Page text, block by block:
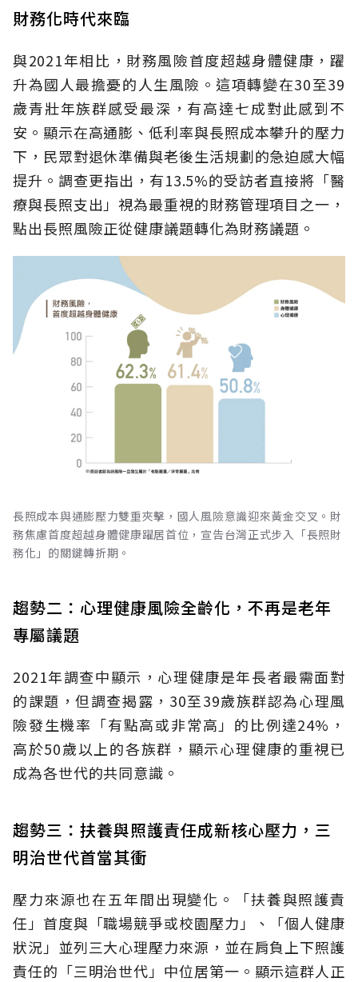
財務化時代來臨
與2021年相比，財務風險首度超越身體健康，躍
升為國人最擔憂的人生風險。這項轉變在30至39
歲青壯年族群感受最深，有高達七成對此感到不
安。顯示在高通膨、低利率與長照成本攀升的壓力
下，民眾對退休準備與老後生活規劃的急迫感大幅
提升。調查更指出，有13.5%的受訪者直接將「醫
療與長照支出」視為最重視的財務管理項目之一，
點出長照風險正從健康議題轉化為財務議題。
長照成本與通膨壓力雙重夾擊，國人風險意識迎來黃金交叉。財
務焦慮首度超越身體健康躍居首位，宣告台灣正式步入「長照財
務化」的關鍵轉折期。
趨勢二：心理健康風險全齡化，不再是老年
專屬議題
2021年調查中顯示，心理健康是年長者最需面對
的課題，但調查揭露，30至39歲族群認為心理風
險發生機率「有點高或非常高」的比例達24%，
高於50歲以上的各族群，顯示心理健康的重視已
成為各世代的共同意識。
趨勢三：扶養與照護責任成新核心壓力，三
明治世代首當其衝
壓力來源也在五年間出現變化。「扶養與照護責
任」首度與「職場競爭或校園壓力」、「個人健康
狀況」並列三大心理壓力來源，並在肩負上下照護
責任的「三明治世代」中位居第一。顯示這群人正